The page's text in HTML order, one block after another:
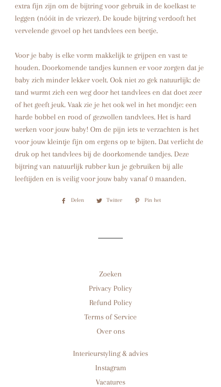
extra fijn zijn om de bijtring voor gebruik in de koelkast te
leggen (nóóit in de vriezer). De koude bijtring verdooft het
vervelende gevoel op het tandvlees een beetje.
Voor je baby is elke vorm makkelijk te grijpen en vast te
houden. Doorkomende tandjes kunnen er voor zorgen dat je
baby zich minder lekker voelt. Ook niet zo gek natuurlijk: de
tand wurmt zich een weg door het tandvlees en dat doet zeer
of het geeft jeuk. Vaak zie je het ook wel in het mondje: een
harde bobbel en rood of gezwollen tandvlees. Het is hard
werken voor jouw baby! Om de pijn iets te verzachten is het
voor jouw kleintje fijn om ergens op te bijten. Dat verlicht de
druk op het tandvlees bij de doorkomende tandjes. Deze
bijtring van natuurlijk rubber kun je gebruiken bij alle
leeftijden en is veilig voor jouw baby vanaf 0 maanden.
Delen
Delen
Twitter
TwitterenPin het
Zoeken
Privacy Policy
Refund Policy
Terms of Service
Over ons
Interieurstyling & advies
Instagram
Vacatures